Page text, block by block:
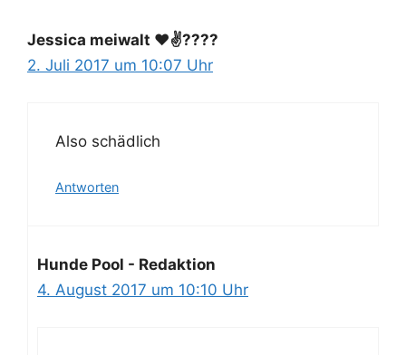
Jessica meiwalt ❤️✌????️
2. Juli 2017 um 10:07 Uhr
Also schädlich
Antworten
Hunde Pool - Redaktion
4. August 2017 um 10:10 Uhr